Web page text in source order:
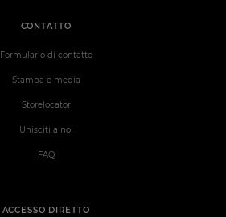
ACCESSO DIRETTO
CONTATTO
Formulario di contatto
Stampa e media
Storelocator
Unisciti a noi
FAQ